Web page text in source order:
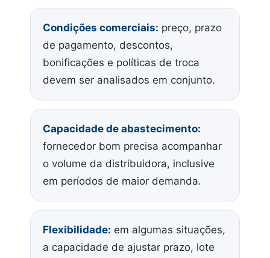
Condições comerciais: preço, prazo
de pagamento, descontos,
bonificações e políticas de troca
devem ser analisados em conjunto.
Capacidade de abastecimento:
fornecedor bom precisa acompanhar
o volume da distribuidora, inclusive
em períodos de maior demanda.
Flexibilidade: em algumas situações,
a capacidade de ajustar prazo, lote